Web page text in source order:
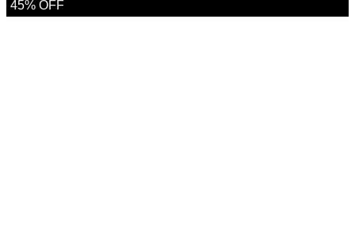
precios:
45% OFF